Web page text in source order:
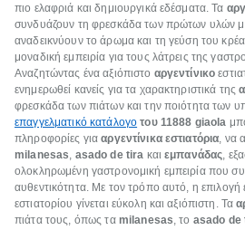
πιο ελαφριά και δημιουργικά εδέσματα. Τα
συνδυάζουν τη φρεσκάδα των πρώτων υλών
αναδεικνύουν το άρωμα και τη γεύση του
μοναδική εμπειρία για τους λάτρεις της
Αναζητώντας ένα αξιόπιστο αργεντίνικο
ενημερωθεί κανείς για τα χαρακτηριστικά της
φρεσκάδα των πιάτων και την ποιότητα των
επαγγελματικό κατάλογο του 11888 giaola
πληροφορίες γιααργεντίνικα εστιατόρια, να
milanesas, asado de tira καιεμπανάδας,
ολοκληρωμένη γαστρονομική εμπειρία που
αυθεντικότητα. Με τον τρόπο αυτό, η επιλογή
εστιατορίου γίνεται εύκολη και αξιόπιστη. Τα
πιάτα τους, όπως τα milanesas, το asado de